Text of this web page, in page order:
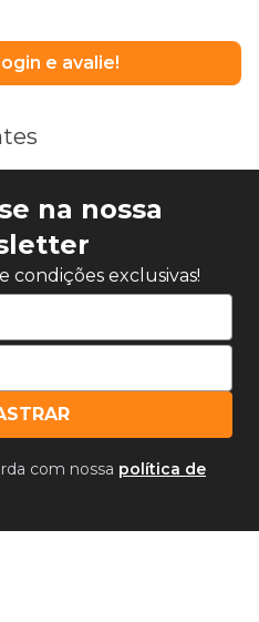
e avalie!
na nossa
condições exclusivas!
com nossa política de